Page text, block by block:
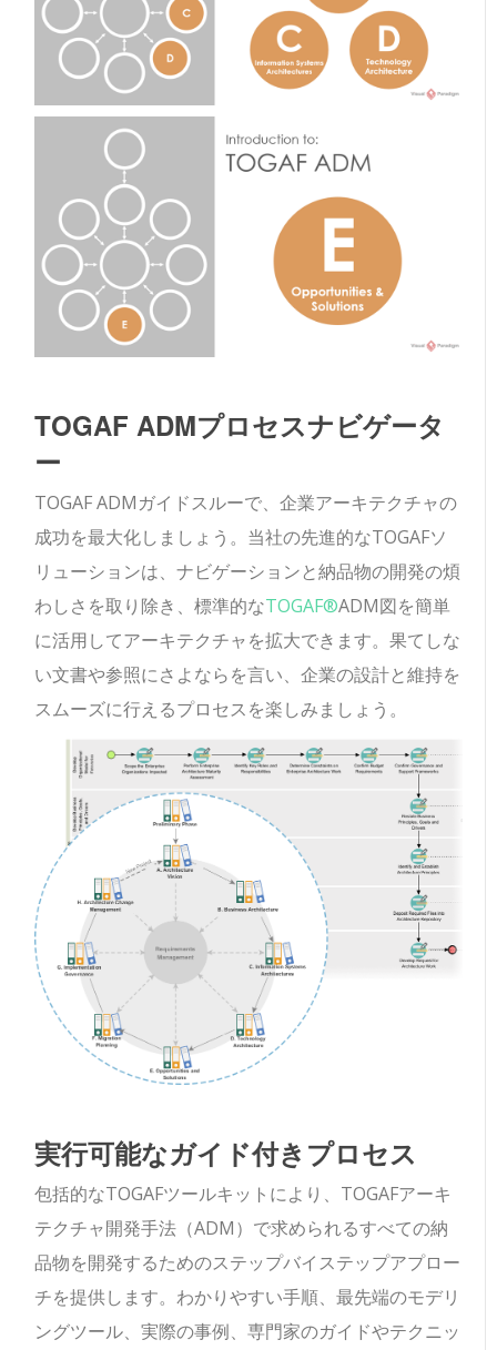
TOGAF ADMプロセスナビゲータ
ー
TOGAF ADMガイドスルーで、企業アーキテクチャの
成功を最大化しましょう。当社の先進的なTOGAFソ
リューションは、ナビゲーションと納品物の開発の煩
わしさを取り除き、標準的なTOGAF®ADM図を簡単
に活用してアーキテクチャを拡大できます。果てしな
い文書や参照にさよならを言い、企業の設計と維持を
スムーズに行えるプロセスを楽しみましょう。
実行可能なガイド付きプロセス
包括的なTOGAFツールキットにより、TOGAFアーキ
テクチャ開発手法（ADM）で求められるすべての納
品物を開発するためのステップバイステップアプロー
チを提供します。わかりやすい手順、最先端のモデリ
ングツール、実際の事例、専門家のガイドやテクニッ